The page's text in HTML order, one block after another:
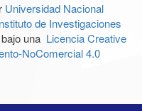
Universidad Nacional
de Investigaciones
una Licencia Creative
NoComercial 4.0